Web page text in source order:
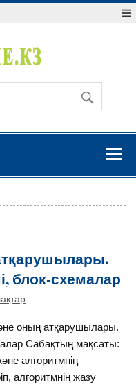
блок-схемалар
оның атқарушылары.
Сабақтың мақсаты:
алгоритмнің
алгоритмнің жазу